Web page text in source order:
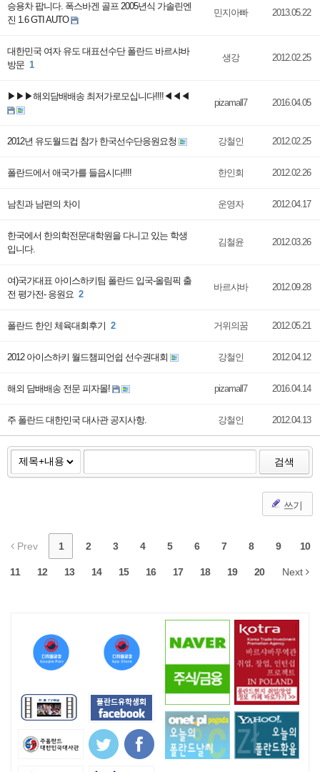
승용차 팝니다. 폭스바겐 골프 2005년식 가솔린엔
진 1.6 GTI AUTO
민지아빠 2013.05.22
대한민국 여자 유도 대표선수단 폴란드 바르샤바
방문 1
생강 2012.02.25
▶▶▶해외담배배송 최저가로모십니다!!!!◀◀◀
pizamall7 2016.04.05
2012년 유도월드컵 참가 한국선수단응원요청 강철인 2012.02.25
폴란드에서 애국가를 들읍시다!!!! 한인회 2012.02.26
남친과 남편의 차이 운영자 2012.04.17
한국에서 한의학전문대학원을 다니고 있는 학생
입니다.
김철윤 2012.03.26
여)국가대표 아이스하키팀 폴란드 입국-올림픽 출
전 평가전- 응원요 2
바르샤바 2012.09.28
폴란드 한인 체육대회후기 2 거위의꿈 2012.05.21
2012 아이스하키 월드챔피언쉽 선수권대회 강철인 2012.04.12
해외 담배배송 전문 피자몰! pizamall7 2016.04.14
주 폴란드 대한민국 대사관 공지사항. 강철인 2012.04.13
검색
쓰기
Prev 1 2 3 4 5 6 7 8 9 10
11 12 13 14 15 16 17 18 19 20 Next